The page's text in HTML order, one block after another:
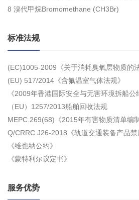
8 溴代甲烷Bromomethane (CH3Br)
标准法规
(EC)1005-2009《关于消耗臭氧层物质的法
(EU) 517/2014《含氟温室气体法规》
《2009年香港国际安全与无害环境拆船公
（EU）1257/2013船舶回收法规
MEPC.269(68)《2015年有害物质清单编
Q/CRRC J26-2018《轨道交通装备产品禁
《维也纳公约》
《蒙特利尔议定书》
服务优势